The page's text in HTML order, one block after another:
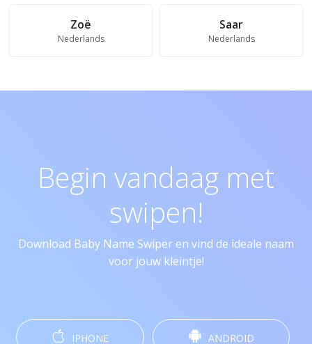
Zoë
Nederlands
Saar
Nederlands
Begin vandaag met
swipen!
Download Baby Name Swiper en vind de ideale naam
voor jouw kleintje!
IPHONE ANDROID